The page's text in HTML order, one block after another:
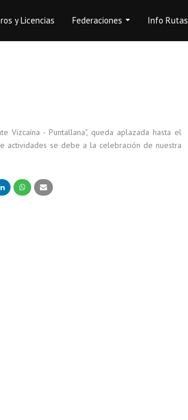
y Licencias Federaciones Info Rutas
Vizcaína - Puntallana", queda aplazada hasta el
actividades se debe a la celebración de nuestra